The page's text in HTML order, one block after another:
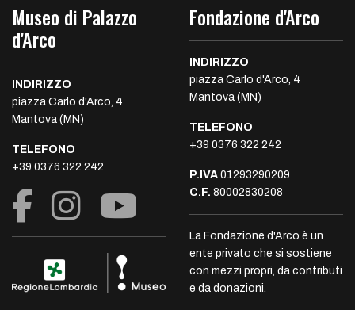
Museo di Palazzo
d'Arco
INDIRIZZO
piazza Carlo d'Arco, 4
Mantova (MN)
TELEFONO
+39 0376 322 242
Fondazione d'Arco
INDIRIZZO
piazza Carlo d'Arco, 4
Mantova (MN)
TELEFONO
+39 0376 322 242
P.IVA 01293290209
C.F. 80002830208
La Fondazione d'Arco è un
ente privato che si sostiene
con mezzi propri, da contributi
e da donazioni.